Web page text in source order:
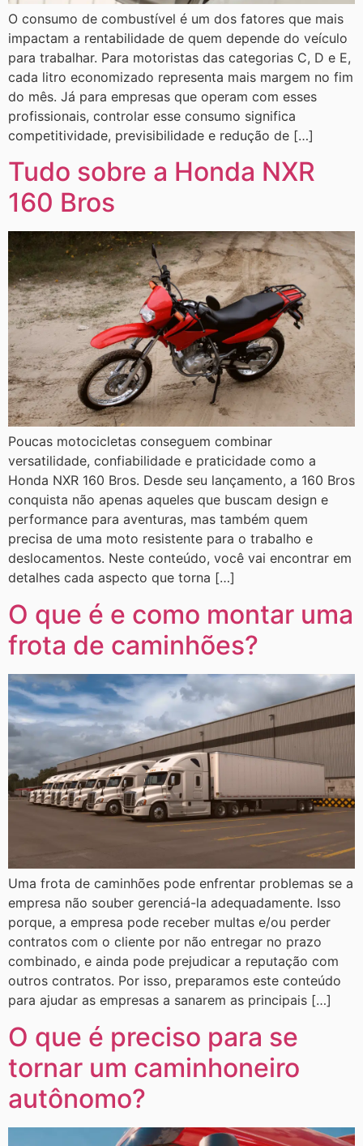
O consumo de combustível é um dos fatores que mais
impactam a rentabilidade de quem depende do veículo
para trabalhar. Para motoristas das categorias C, D e E,
cada litro economizado representa mais margem no fim
do mês. Já para empresas que operam com esses
profissionais, controlar esse consumo significa
competitividade, previsibilidade e redução de […]
Tudo sobre a Honda NXR
160 Bros
Poucas motocicletas conseguem combinar
versatilidade, confiabilidade e praticidade como a
Honda NXR 160 Bros. Desde seu lançamento, a 160 Bros
conquista não apenas aqueles que buscam design e
performance para aventuras, mas também quem
precisa de uma moto resistente para o trabalho e
deslocamentos. Neste conteúdo, você vai encontrar em
detalhes cada aspecto que torna […]
O que é e como montar uma
frota de caminhões?
Uma frota de caminhões pode enfrentar problemas se a
empresa não souber gerenciá-la adequadamente. Isso
porque, a empresa pode receber multas e/ou perder
contratos com o cliente por não entregar no prazo
combinado, e ainda pode prejudicar a reputação com
outros contratos. Por isso, preparamos este conteúdo
para ajudar as empresas a sanarem as principais […]
O que é preciso para se
tornar um caminhoneiro
autônomo?